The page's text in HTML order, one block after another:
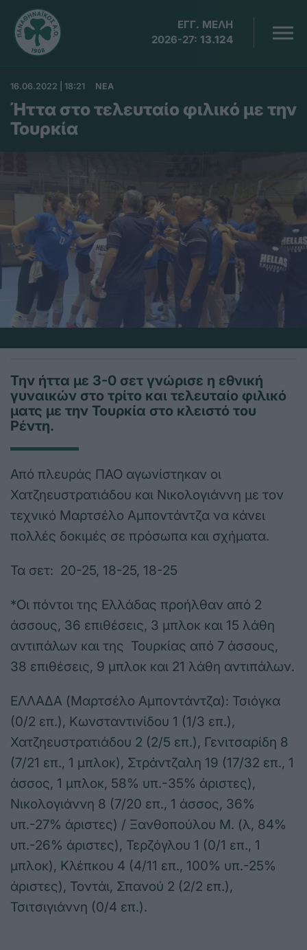
ΕΓΓ. ΜΕΛΗ
2026-27: 13.124
16.06.2022 | 18:21 ΝΕΑ
Ήττα στο τελευταίο φιλικό με την
Τουρκία
Την ήττα με 3-0 σετ γνώρισε η εθνική
γυναικών στο τρίτο και τελευταίο φιλικό
ματς με την Τουρκία στο κλειστό του
Ρέντη.
Από πλευράς ΠΑΟ αγωνίστηκαν οι
Χατζηευστρατιάδου και Νικολογιάννη με τον
τεχνικό Μαρτσέλο Αμποντάντζα να κάνει
πολλές δοκιμές σε πρόσωπα και σχήματα.
Τα σετ: 20-25, 18-25, 18-25
*Οι πόντοι της Ελλάδας προήλθαν από 2
άσσους, 36 επιθέσεις, 3 μπλοκ και 15 λάθη
αντιπάλων και της Τουρκίας από 7 άσσους,
38 επιθέσεις, 9 μπλοκ και 21 λάθη αντιπάλων.
ΕΛΛΑΔΑ (Μαρτσέλο Αμποντάντζα): Τσιόγκα
(0/2 επ.), Κωνσταντινίδου 1 (1/3 επ.),
Χατζηευστρατιάδου 2 (2/5 επ.), Γενιτσαρίδη 8
(7/21 επ., 1 μπλοκ), Στράντζαλη 19 (17/32 επ., 1
άσσος, 1 μπλοκ, 58% υπ.-35% άριστες),
Νικολογιάννη 8 (7/20 επ., 1 άσσος, 36%
υπ.-27% άριστες) / Ξανθοπούλου Μ. (λ, 84%
υπ.-26% άριστες), Τερζόγλου 1 (0/1 επ., 1
μπλοκ), Κλέπκου 4 (4/11 επ., 100% υπ.-25%
άριστες), Τοντάι, Σπανού 2 (2/2 επ.),
Τσιτσιγιάννη (0/4 επ.).